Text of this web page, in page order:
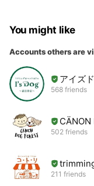
この二頭は出来れば
が、かなり真剣に取
ください。
まずは信頼関係を
全な状態に導くよう
その方法を愛犬と
します。
今、保護犬を迎え入
You might like
Accounts others are
アイズ
568 friends
CÄNON
502 friends
211 friends